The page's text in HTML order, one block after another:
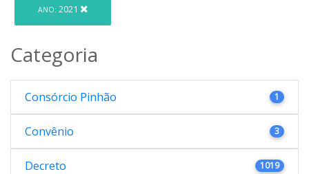
ANO: 2021
Categoria
Consórcio Pinhão 1
Convênio 3
Decreto 1019